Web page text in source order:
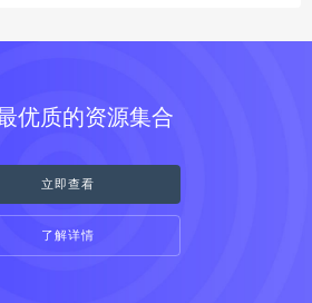
优质的资源集合
立即查看
了解详情